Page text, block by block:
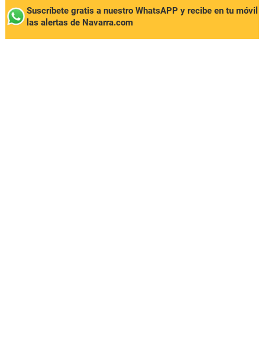
Suscríbete gratis a nuestro WhatsAPP y recibe en tu móvil
las alertas de Navarra.com